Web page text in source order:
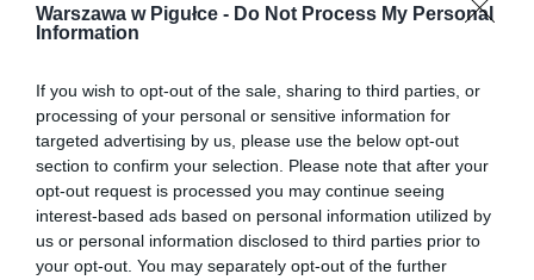
Warszawa w Pigułce - Do Not Process My Personal
Information
If you wish to opt-out of the sale, sharing to third parties, or
processing of your personal or sensitive information for
targeted advertising by us, please use the below opt-out
section to confirm your selection. Please note that after your
opt-out request is processed you may continue seeing
interest-based ads based on personal information utilized by
us or personal information disclosed to third parties prior to
your opt-out. You may separately opt-out of the further